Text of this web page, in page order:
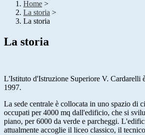
Home >
La storia >
La storia
La storia
L'Istituto d'Istruzione Superiore V. Cardarelli
1997.
La sede centrale è collocata in uno spazio di
occupati per 4000 mq dall'edificio, che si
piano, per 6000 da verde e parcheggi.
attualmente accoglie il liceo classico, il